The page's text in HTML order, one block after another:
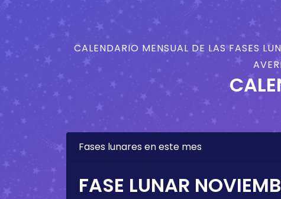
CALENDARIO MENSUAL DE LAS FASES
Fases lunares en este mes
FASE LUNAR